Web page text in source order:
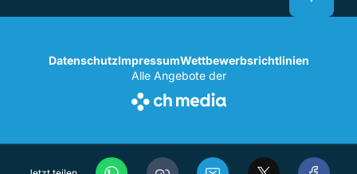
DatenschutzImpressumWettbewerbsrichtlinien
Alle Angebote der